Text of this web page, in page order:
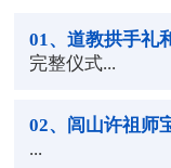
01 、道教拱手礼
完整仪式...
02、闾山许祖师
...